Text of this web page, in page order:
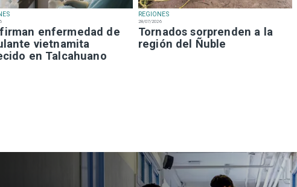
enfermedad de
vietnamita
en Talcahuano
REGIONES
28/07/2026
Tornados sorprenden a la
región del Ñuble